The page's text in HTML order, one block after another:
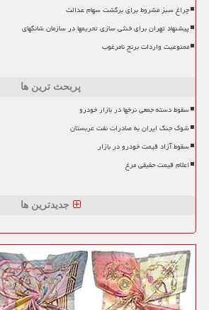
چراغ سبز مشروط برای برگشت سهام عدالت
پیشنهاد تهران برای خنثی سازی تحریمها در سازمان شانگهای
ممنوعیت واردات برنج نامرغوب
پربحث ترین ها
سقوط دسته جمعی نرخها در بازار خودرو
شوک جنگ ایران به صادرات نفت عربستان
سقوط آزاد قیمت خودرو در بازار
اعلام قیمت حقیقی مرغ
جدیدترین ها